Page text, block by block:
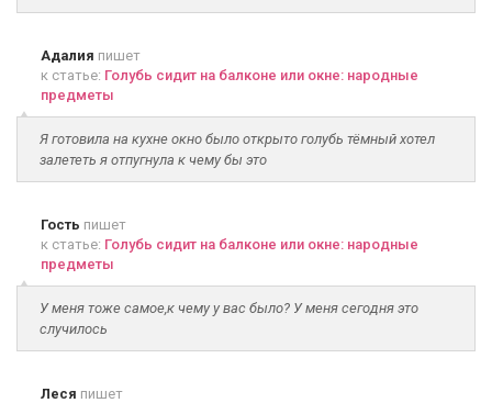
Адалия пишет
к статье: Голубь сидит на балконе или окне: народные
предметы
Я готовила на кухне окно было открыто голубь тёмный хотел
залететь я отпугнула к чему бы это
Гость пишет
к статье: Голубь сидит на балконе или окне: народные
предметы
У меня тоже самое,к чему у вас было? У меня сегодня это
случилось
Леся пишет